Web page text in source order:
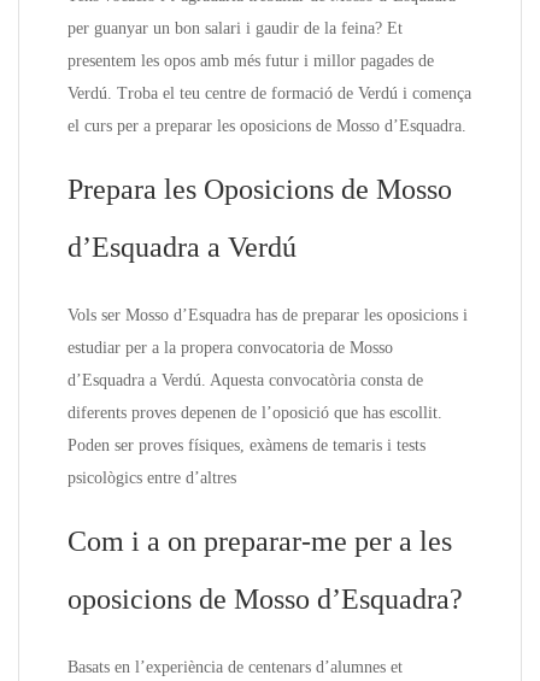
per guanyar un bon salari i gaudir de la feina? Et
presentem les opos amb més futur i millor pagades de
Verdú. Troba el teu centre de formació de Verdú i comença
el curs per a preparar les oposicions de Mosso d’Esquadra.
Prepara les Oposicions de Mosso
d’Esquadra a Verdú
Vols ser Mosso d’Esquadra has de preparar les oposicions i
estudiar per a la propera convocatoria de Mosso
d’Esquadra a Verdú. Aquesta convocatòria consta de
diferents proves depenen de l’oposició que has escollit.
Poden ser proves físiques, exàmens de temaris i tests
psicològics entre d’altres
Com i a on preparar-me per a les
oposicions de Mosso d’Esquadra?
Basats en l’experiència de centenars d’alumnes et